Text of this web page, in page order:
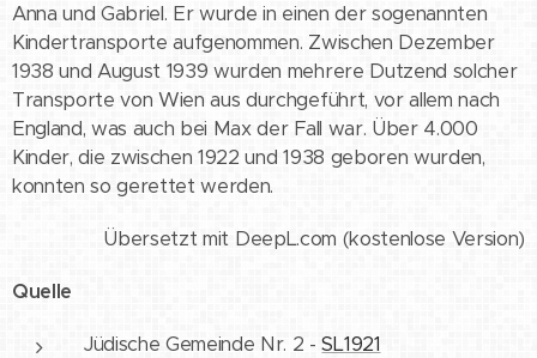
Anna und Gabriel. Er wurde in einen der sogenannten
Kindertransporte aufgenommen. Zwischen Dezember
1938 und August 1939 wurden mehrere Dutzend solcher
Transporte von Wien aus durchgeführt, vor allem nach
England, was auch bei Max der Fall war. Über 4.000
Kinder, die zwischen 1922 und 1938 geboren wurden,
konnten so gerettet werden.
Übersetzt mit DeepL.com (kostenlose Version)
Quelle
Jüdische Gemeinde Nr. 2 -SL1921